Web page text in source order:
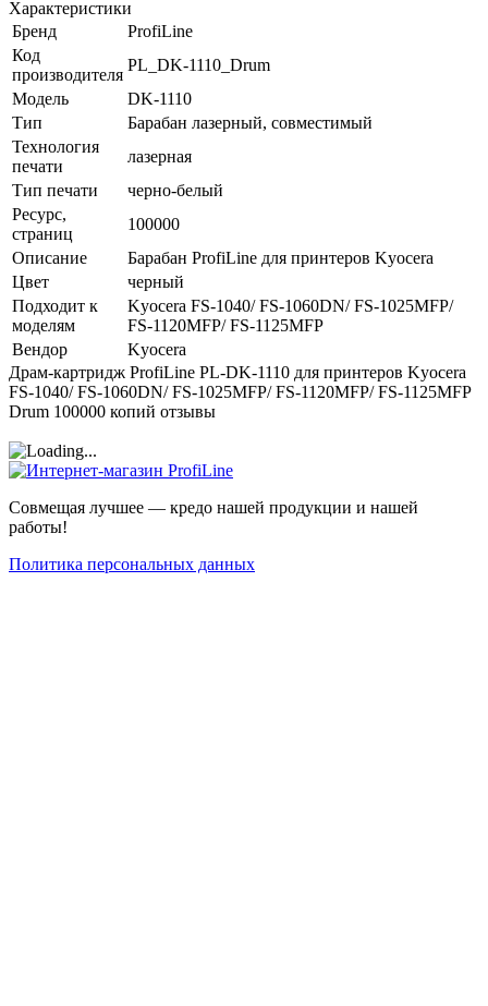
Характеристики
Бренд
ProfiLine
Код
производителя
PL_DK-1110_Drum
Модель
DK-1110
Тип
Барабан лазерный, совместимый
Технология
печати
лазерная
Тип печати
черно-белый
Ресурс,
страниц
100000
Описание
Барабан ProfiLine для принтеров Kyocera
Цвет
черный
Подходит к
моделям
Kyocera FS-1040/ FS-1060DN/ FS-1025MFP/
FS-1120MFP/ FS-1125MFP
Вендор
Kyocera
Драм-картридж ProfiLine PL-DK-1110 для принтеров Kyocera
FS-1040/ FS-1060DN/ FS-1025MFP/ FS-1120MFP/ FS-1125MFP
Drum 100000 копий отзывы
Совмещая лучшее — кредо нашей продукции и нашей
работы!
Политика персональных данных